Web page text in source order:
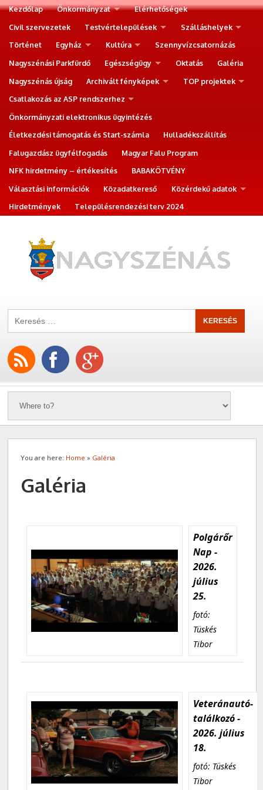
Kezdőlap Önkormányzat
Elérhetőségek
Civil szervezetek
Testvértelepülések
Szálláshelyek
Történet
Egyház Kultúra
Szennyvízcsatornázás
Nagyszénási Parkfürdő
Egészségügy Oktatás
Galéria
Nagyszénás újság
Archivált fényképek
TOP projektek
Csatlakozás az ASP rendszerhez
Önkormányzati elektronikus ügyintézés
Életkezdési támogatás és Start-számla
Hulladékszállítás
Falugazdász ügyfélfogadás
Magyar Falu Program
NFK hirdetmény – értékesítés
BABAKÖTVÉNY
Választási információk
Közadatkereső
Közérdekű adatok
Hirdetmények
Településrendezési terv 2024
You are here: Home » Galéria
Galéria
Polgárőr
Nap -
2026.
július
25.
fotó:
Tüskés
Tibor
Veteránautó-
találkozó -
2026. július
18.
fotó: Tüskés
Tibor